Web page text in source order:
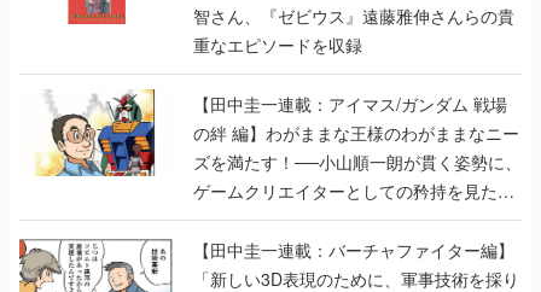
智さん、『ゼビウス』遠藤雅伸さんらの貴
重なエピソードを収録
【田中圭一連載：アイマス/ガンダム 戦場
の絆 編】わがままな王様のわがままなニー
ズを満たす！──小山順一朗が貫く姿勢に、
ゲームクリエイターとしての矜持を見た
【若ゲのいたり最終回】
【田中圭一連載：バーチャファイター編】
「新しい3D表現のために、軍事技術を採り